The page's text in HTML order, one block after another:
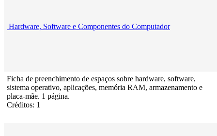
Hardware, Software e Componentes do Computador
Ficha de preenchimento de espaços sobre hardware, software,
sistema operativo, aplicações, memória RAM, armazenamento e
placa-mãe. 1 página.
Créditos: 1